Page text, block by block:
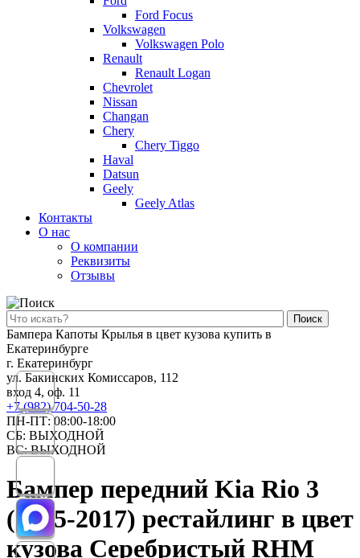
Ford Focus
Volkswagen
Volkswagen Polo
Renault
Renault Logan
Chevrolet
Nissan
Changan
Chery
Chery Tiggo
Haval
Datsun
Geely
Geely Atlas
Контакты
О нас
О компании
Реквизиты
Отзывы
Поиск
Бампера Капоты Крылья в цвет кузова купить в
Екатеринбурге
г. Екатеринбург
ул. Бакинских Комиссаров, 112
вход 4, оф. 11
+7 (982) 704-50-28
ПН-ПТ: 08:00-18:00
СБ: ВЫХОДНОЙ
ВС: ВЫХОДНОЙ
Бампер передний Kia Rio 3
(2015-2017) рестайлинг в цвет
кузова Серебристый RHM